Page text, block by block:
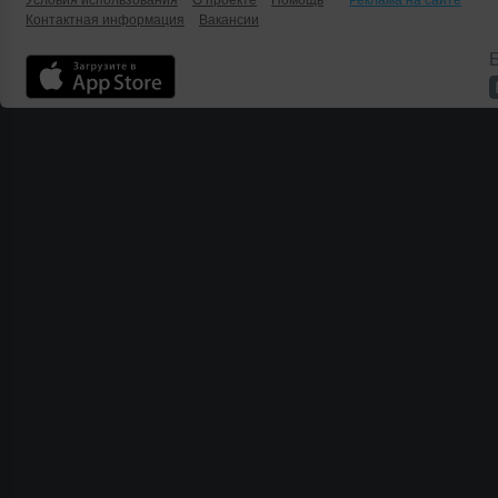
Контактная информация
Вакансии